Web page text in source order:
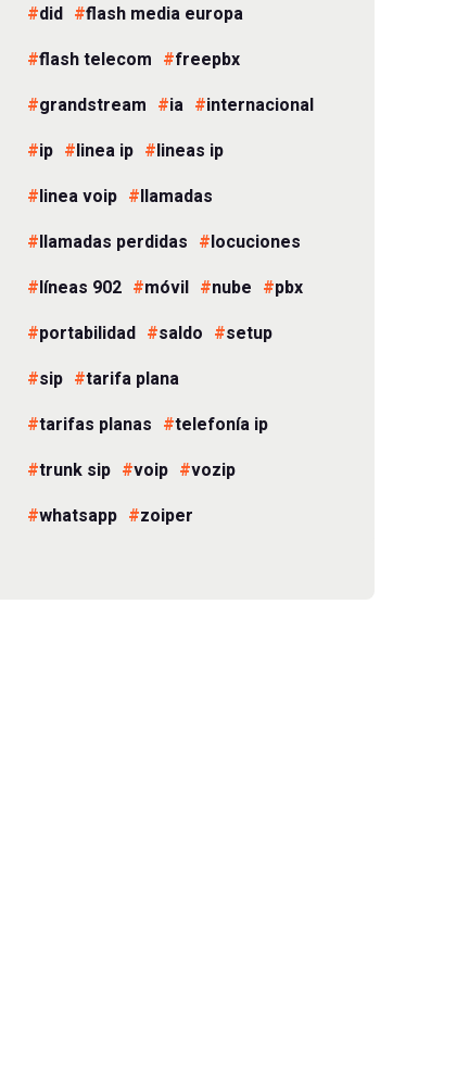
did
flash media europa
flash telecom
freepbx
grandstream
ia
internacional
ip
linea ip
lineas ip
linea voip
llamadas
llamadas perdidas
locuciones
líneas 902
móvil nube
pbx
portabilidad
saldo
setup
sip
tarifa plana
tarifas planas
telefonía ip
trunk sip
voip
vozip
whatsapp
zoiper